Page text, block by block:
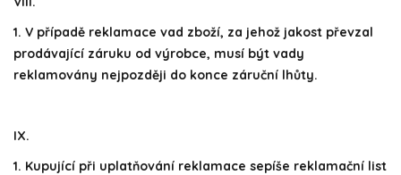
1. V případě reklamace vad zboží, za jehož jakost převzal
prodávající záruku od výrobce, musí být vady
reklamovány nejpozději do konce záruční lhůty.
IX.
1. Kupující při uplatňování reklamace sepíše reklamační list